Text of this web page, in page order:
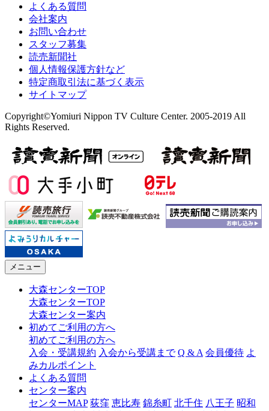
よくある質問
会社案内
お問い合わせ
スタッフ募集
読売新聞社
個人情報保護方針など
特定商取引法に基づく表示
サイトマップ
Copyright©Yomiuri Nippon TV Culture Center. 2005-2019 All
Rights Reserved.
メニュー
大森センターTOP
大森センターTOP
大森センター案内
初めてご利用の方へ
初めてご利用の方へ
入会・受講規約 入会から受講まで Q & A 会員優待 よ
みカルポイント
よくある質問
センター案内
センターMAP 荻窪 恵比寿 錦糸町 北千住 八王子 昭和